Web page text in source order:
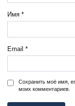
Имя *
Email *
Сохранить моё имя,
моих комментариев.